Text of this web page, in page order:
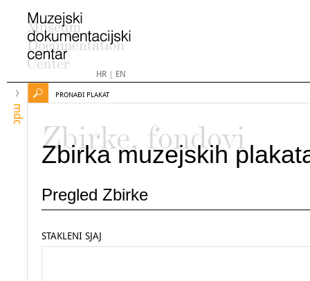
HR| EN
mdc
PRONAĐI PLAKAT
Zbirke, fondovi
Zbirka muzejskih
Pregled Zbirke
STAKLENI SJAJ